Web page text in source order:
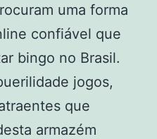
uma forma
confiável que
bingo no Brasil.
jogos,
que
armazém